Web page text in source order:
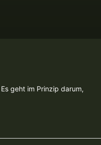
geht im Prinzip darum,